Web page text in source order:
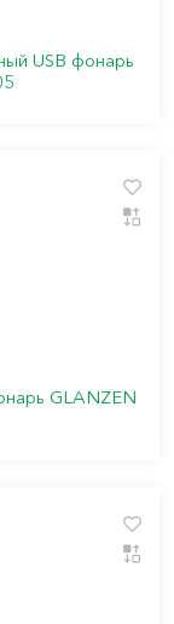
USB фонарь
GLANZEN